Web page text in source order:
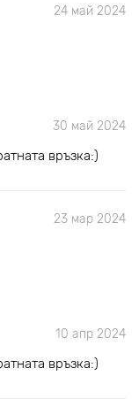
24 май 2024
30 май 2024
връзка:)
23 мар 2024
10 апр 2024
връзка:)